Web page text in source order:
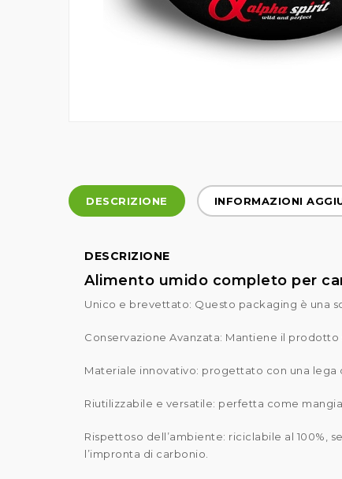
DESCRIZIONE INFORMAZIONI
DESCRIZIONE
Alimento umido completo per
Unico e brevettato: Questo packaging è una
Conservazione Avanzata: Mantiene il prodotto
Materiale innovativo: progettato con una lega
Riutilizzabile e versatile: perfetta come
Rispettoso dell’ambiente: riciclabile al 100%,
l’impronta di carbonio.